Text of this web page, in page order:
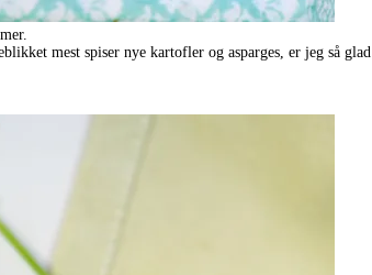
mest spiser nye kartofler og asparges, er jeg så glad